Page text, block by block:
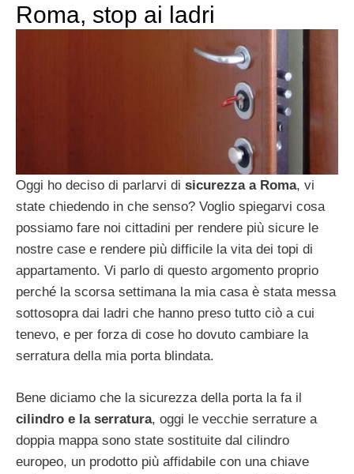
Roma, stop ai ladri
Oggi ho deciso di parlarvi di sicurezza a Roma, vi
state chiedendo in che senso? Voglio spiegarvi cosa
possiamo fare noi cittadini per rendere più sicure le
nostre case e rendere più difficile la vita dei topi di
appartamento. Vi parlo di questo argomento proprio
perché la scorsa settimana la mia casa è stata messa
sottosopra dai ladri che hanno preso tutto ciò a cui
tenevo, e per forza di cose ho dovuto cambiare la
serratura della mia porta blindata.
Bene diciamo che la sicurezza della porta la fa il
cilindro e la serratura, oggi le vecchie serrature a
doppia mappa sono state sostituite dal cilindro
europeo, un prodotto più affidabile con una chiave